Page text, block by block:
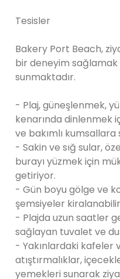
Tesisler
Bakery Port Beach,
bir deneyim
sunmaktadır.
- Plaj, güneşlenmek,
kenarında dinlenmek
ve bakımlı kumsallara
- Sakin ve sığ sular,
burayı yüzmek için
getiriyor.
- Gün boyu gölge ve
şemsiyeler
- Plajda uzun saatler
sağlayan tuvalet ve
- Yakınlardaki kafeler
atıştırmalıklar,
yemekleri sunarak